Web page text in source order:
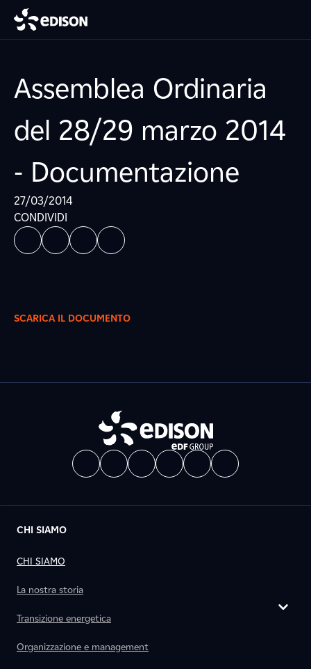
Assemblea Ordinaria
del 28/29 marzo 2014
- Documentazione
27/03/2014
CONDIVIDI
SCARICA IL DOCUMENTO
CHI SIAMO
CHI SIAMO
La nostra storia
Transizione energetica
Organizzazione e management